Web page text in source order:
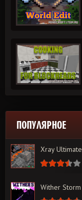
ПОПУЛЯРНОЕ
Xray Ultimate
Wither Storm